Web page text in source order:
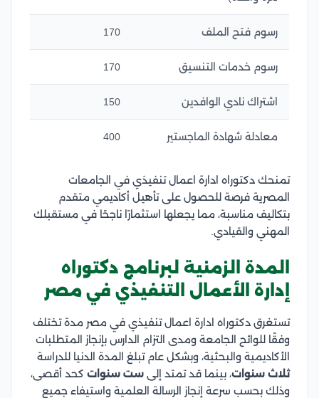
رسوم فتح الملف 170
رسوم خدمات التنسيق 170
اشتراك نادي الوافدين 150
معادلة شهادة الماجستير 400
تمنحك دكتوراه ادارة اعمال تنفيذي في الجامعات
المصرية فرصة للحصول على تأهيل أكاديمي متقدم
بتكاليف مناسبة، مما يجعلها استثمارًا ناجحًا في مستقبلك
المهني والقيادي.
المدة الزمنية لبرنامج دكتوراه
إدارة الأعمال التنفيذي في مصر
تستغرق دكتوراه ادارة اعمال تنفيذي في مصر مدة تختلف
وفقًا للوائح الجامعة ومدى التزام الدارس بإنجاز المتطلبات
الأكاديمية والبحثية، وبشكل عام تبلغ المدة الدنيا للدراسة
ثلاث سنوات، بينما قد تمتد إلى ست سنوات كحد أقصى،
وذلك بحسب سرعة إنجاز الرسالة العلمية واستيفاء جميع